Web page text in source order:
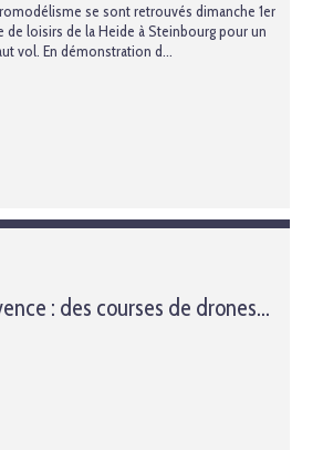
se sont retrouvés dimanche 1er
de loisirs de la Heide à Steinbourg pour un
vol. En démonstration d...
: des courses de drones...